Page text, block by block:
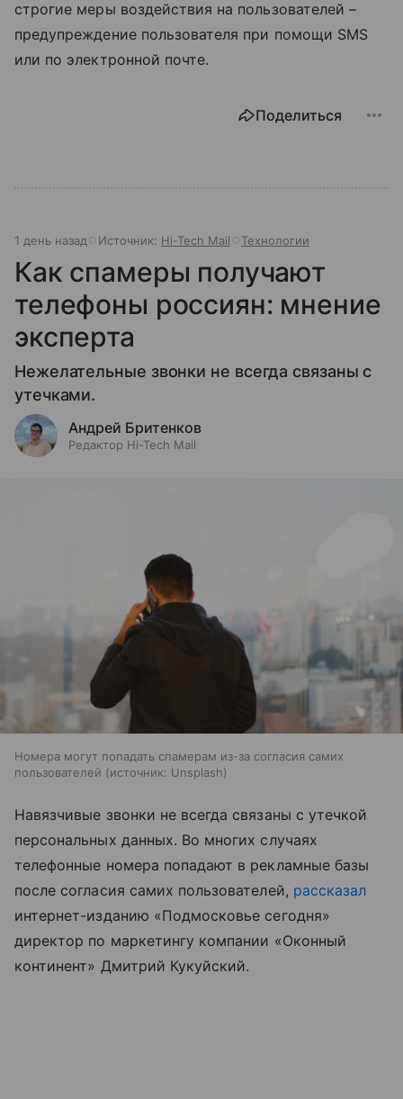
строгие меры воздействия на пользователей –
предупреждение пользователя при помощи SMS
или по электронной почте.
Поделиться
1 день назад Источник: Hi-Tech Mail Технологии
Как спамеры получают
телефоны россиян: мнение
эксперта
Нежелательные звонки не всегда связаны с
утечками.
Андрей Бритенков
Редактор Hi-Tech Mail
Номера могут попадать спамерам из-за согласия самих
пользователей
источник: Unsplash
Навязчивые звонки не всегда связаны с утечкой
персональных данных. Во многих случаях
телефонные номера попадают в рекламные базы
после согласия самих пользователей, рассказал
интернет-изданию «Подмосковье сегодня»
директор по маркетингу компании «Оконный
континент» Дмитрий Кукуйский.